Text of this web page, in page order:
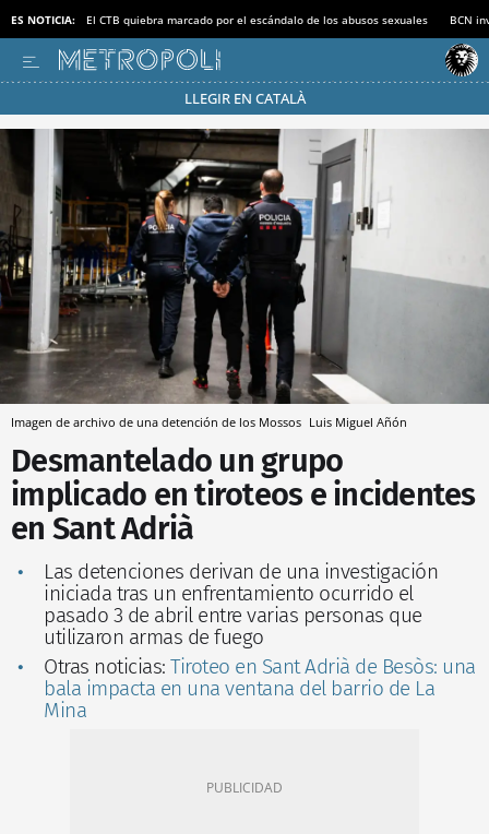
ES NOTICIA: El CTB quiebra marcado por el escándalo de los abusos sexuales BCN
LLEGIR EN CATALÀ
Pásate al MODO AHORRO
Imagen de archivo de una detención de los Mossos Luis Miguel Añón
Desmantelado un grupo
implicado en tiroteos e incidentes
en Sant Adrià
Las detenciones derivan de una investigación
iniciada tras un enfrentamiento ocurrido el
pasado 3 de abril entre varias personas que
utilizaron armas de fuego
Otras noticias: Tiroteo en Sant Adrià de Besòs: una
bala impacta en una ventana del barrio de La
Mina